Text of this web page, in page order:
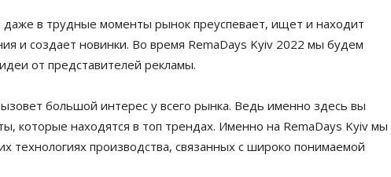
даже в трудные моменты рынок преуспевает, ищет и находит
и создает новинки. Во время RemaDays Kyiv 2022 мы будем
от представителей рекламы.
большой интерес у всего рынка. Ведь именно здесь вы
которые находятся в топ трендах. Именно на RemaDays Kyiv мы
технологиях производства, связанных с широко понимаемой